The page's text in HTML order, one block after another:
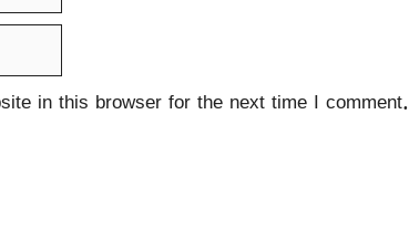
in this browser for the next time I comment.